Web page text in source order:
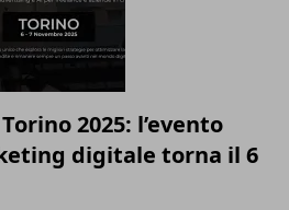
2025: l’evento
digitale torna il 6